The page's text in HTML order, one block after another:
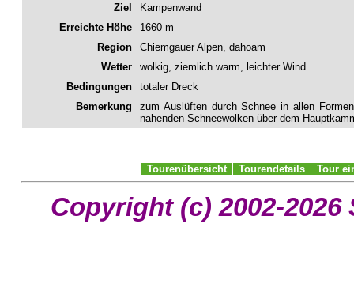
Ziel
Kampenwand
Erreichte Höhe
1660 m
Region
Chiemgauer Alpen, dahoam
Wetter
wolkig, ziemlich warm, leichter Wind
Bedingungen
totaler Dreck
Bemerkung
zum Auslüften durch Schnee in allen
nahenden Schneewolken über dem
Tourenübersicht Tourendetails Tour
Copyright (c) 2002-